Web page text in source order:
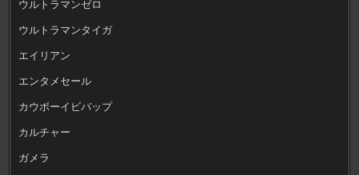
ウルトラマンゼロ
ウルトラマンタイガ
エイリアン
エンタメセール
カウボーイビバップ
カルチャー
ガメラ